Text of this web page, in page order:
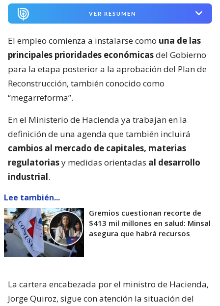
VER RESUMEN
El empleo comienza a instalarse como una de las
principales prioridades económicasdel Gobierno
para la etapa posterior a la aprobación del Plan de
Reconstrucción, también conocido como
“megarreforma”.
En el Ministerio de Hacienda ya trabajan en la
definición de una agenda que también incluirá
cambios al mercado de capitales, materias
regulatoriasy medidas orientadas al desarrollo
industrial.
Lee también...
Gremios cuestionan recorte de
$413 mil millones en salud: Minsal
asegura que habrá recursos
La cartera encabezada por el ministro de Hacienda,
Jorge Quiroz, sigue con atención la situación del